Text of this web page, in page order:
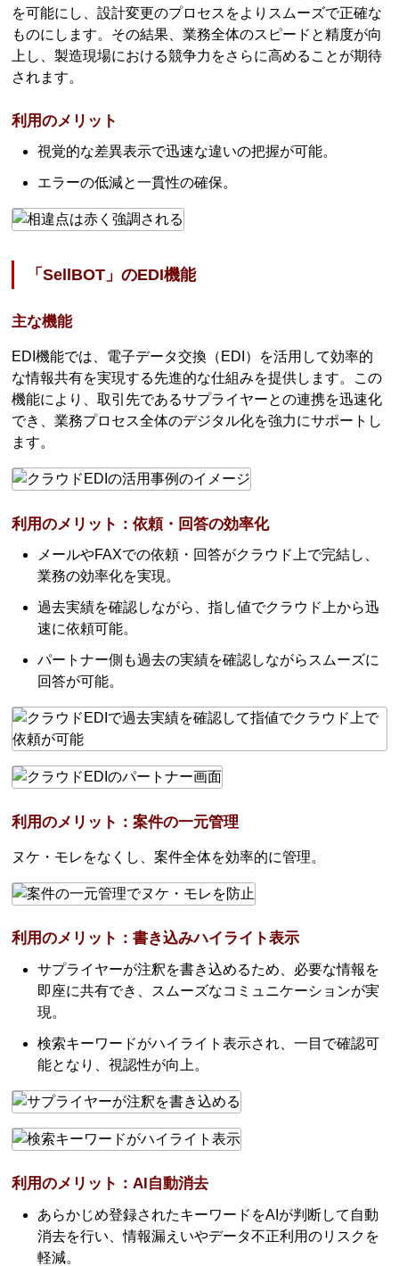
を可能にし、設計変更のプロセスをよりスムーズで正確な
ものにします。その結果、業務全体のスピードと精度が向
上し、製造現場における競争力をさらに高めることが期待
されます。
利用のメリット
視覚的な差異表示で迅速な違いの把握が可能。
エラーの低減と一貫性の確保。
「SellBOT」のEDI機能
主な機能
EDI機能では、電子データ交換（EDI）を活用して効率的
な情報共有を実現する先進的な仕組みを提供します。この
機能により、取引先であるサプライヤーとの連携を迅速化
でき、業務プロセス全体のデジタル化を強力にサポートし
ます。
利用のメリット：依頼・回答の効率化
メールやFAXでの依頼・回答がクラウド上で完結し、
業務の効率化を実現。
過去実績を確認しながら、指し値でクラウド上から迅
速に依頼可能。
パートナー側も過去の実績を確認しながらスムーズに
回答が可能。
利用のメリット：案件の一元管理
ヌケ・モレをなくし、案件全体を効率的に管理。
利用のメリット：書き込みハイライト表示
サプライヤーが注釈を書き込めるため、必要な情報を
即座に共有でき、スムーズなコミュニケーションが実
現。
検索キーワードがハイライト表示され、一目で確認可
能となり、視認性が向上。
利用のメリット：AI自動消去
あらかじめ登録されたキーワードをAIが判断して自動
消去を行い、情報漏えいやデータ不正利用のリスクを
軽減。